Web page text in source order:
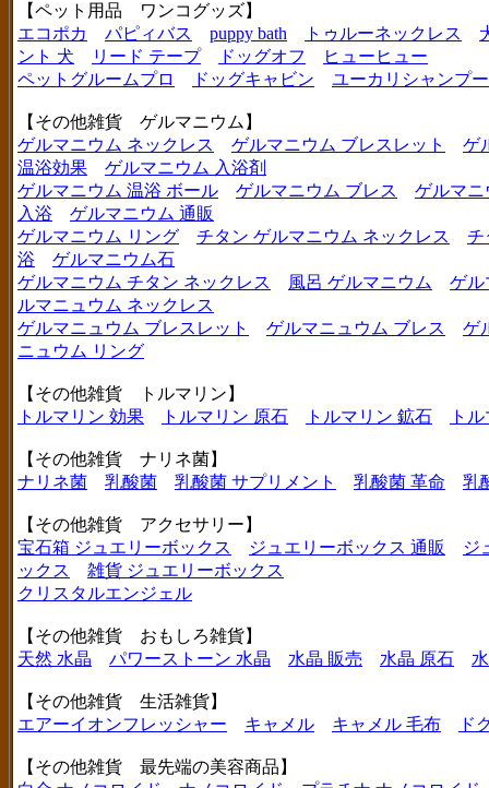
【ペット用品 ワンコグッズ】
エコポカ
パピィバス puppy bath トゥルーネックレス
ント 犬
リード テープ ドッグオフ
ヒューヒュー
ペットグルームプロ
ドッグキャビン ユーカリシャンプー
【その他雑貨 ゲルマニウム】
ゲルマニウム ネックレス
ゲルマニウム ブレスレット
ゲ
温浴効果
ゲルマニウム 入浴剤
ゲルマニウム 温浴 ボール
ゲルマニウム ブレス
ゲルマニ
入浴
ゲルマニウム 通販
ゲルマニウム リング
チタン ゲルマニウム ネックレス
チ
浴
ゲルマニウム石
ゲルマニウム チタン ネックレス
風呂 ゲルマニウム
ゲル
ルマニュウム ネックレス
ゲルマニュウム ブレスレット
ゲルマニュウム ブレス
ゲ
ニュウム リング
【その他雑貨 トルマリン】
トルマリン 効果
トルマリン 原石 トルマリン 鉱石 ト
【その他雑貨 ナリネ菌】
ナリネ菌
乳酸菌 乳酸菌 サプリメント 乳酸菌 革命 乳
【その他雑貨 アクセサリー】
宝石箱 ジュエリーボックス
ジュエリーボックス 通販
ジ
ックス
雑貨 ジュエリーボックス
クリスタルエンジェル
【その他雑貨 おもしろ雑貨】
天然 水晶
パワーストーン 水晶 水晶 販売 水晶 原石
【その他雑貨 生活雑貨】
エアーイオンフレッシャー
キャメル キャメル 毛布 ド
【その他雑貨 最先端の美容商品】